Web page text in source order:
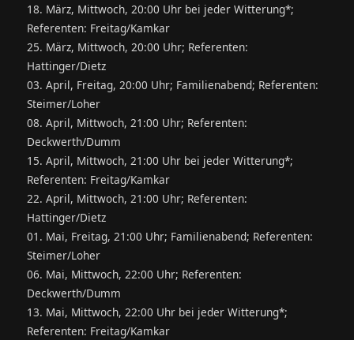
18. März, Mittwoch, 20:00 Uhr bei jeder Witterung*;
Referenten: Freitag/Kamkar
25. März, Mittwoch, 20:00 Uhr; Referenten:
Hattinger/Dietz
03. April, Freitag, 20:00 Uhr; Familienabend; Referenten:
Steimer/Loher
08. April, Mittwoch, 21:00 Uhr; Referenten:
Deckwerth/Dumm
15. April, Mittwoch, 21:00 Uhr bei jeder Witterung*;
Referenten: Freitag/Kamkar
22. April, Mittwoch, 21:00 Uhr; Referenten:
Hattinger/Dietz
01. Mai, Freitag, 21:00 Uhr; Familienabend; Referenten:
Steimer/Loher
06. Mai, Mittwoch, 22:00 Uhr; Referenten:
Deckwerth/Dumm
13. Mai, Mittwoch, 22:00 Uhr bei jeder Witterung*;
Referenten: Freitag/Kamkar